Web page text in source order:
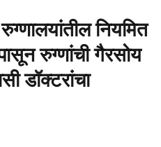
नियमित
रुग्णांची गैरसोय
डॉक्टरांचा